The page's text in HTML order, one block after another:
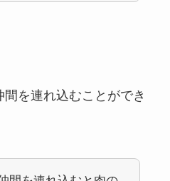
間を連れ込むことができ